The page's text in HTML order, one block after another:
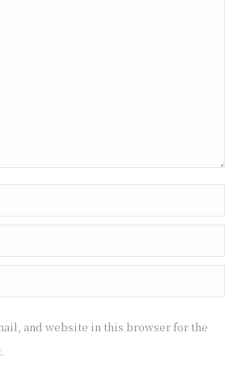
and website in this browser for the